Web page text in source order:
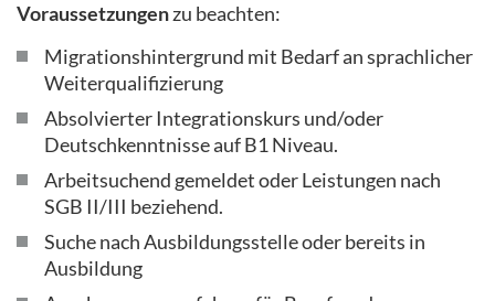
Voraussetzungenzu beachten:
Migrationshintergrund mit Bedarf an sprachlicher
Weiterqualifizierung
Absolvierter Integrationskurs und/oder
Deutschkenntnisse auf B1 Niveau.
Arbeitsuchend gemeldet oder Leistungen nach
SGB II/III beziehend.
Suche nach Ausbildungsstelle oder bereits in
Ausbildung